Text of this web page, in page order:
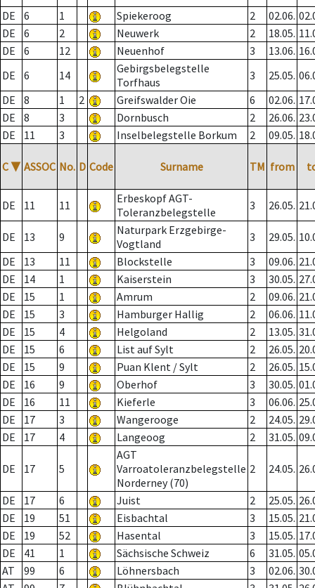
DE
6 1 Spiekeroog 2 02.06.
DE
6 2 Neuwerk 2 18.05.
DE
6 12 Neuenhof 3 13.06.
DE
6 14
Gebirgsbelegstelle
Torfhaus
3 25.05.
DE
8 1 2 Greifswalder Oie 6 02.06.
DE
8 3 Dornbusch 2 26.06.
DE
11 3 Inselbelegstelle Borkum 2 09.05.
C ▼ ASSOC No. D Code Surname TM from
DE 11 11
Erbeskopf AGT-
Toleranzbelegstelle
3 26.05.
DE 13 9
Naturpark Erzgebirge-
Vogtland
3 29.05.
DE
13 11 Blockstelle 3 09.06.
DE
14 1 Kaiserstein 3 30.05.
DE
15 1 Amrum 2 09.06.
DE
15 3 Hamburger Hallig 2 06.06.
DE
15 4 Helgoland 2 13.05.
DE
15 6 List auf Sylt 2 26.05.
DE
15 9 Puan Klent / Sylt 2 26.05.
DE
16 9 Oberhof 3 30.05.
DE
16 11 Kieferle 3 06.06.
DE
17 3 Wangerooge 2 24.05.
DE
17 4 Langeoog 2 31.05.
DE 17 5
AGT
Varroatoleranzbelegstelle
Norderney (70)
2 24.05.
DE 17 6 Juist 2 25.05.
DE
19 51 Eisbachtal 3 15.05.
DE
19 52 Hasental 3 15.05.
DE
41 1 Sächsische Schweiz 6 31.05.
AT
99 6 Löhnersbach 3 02.06.